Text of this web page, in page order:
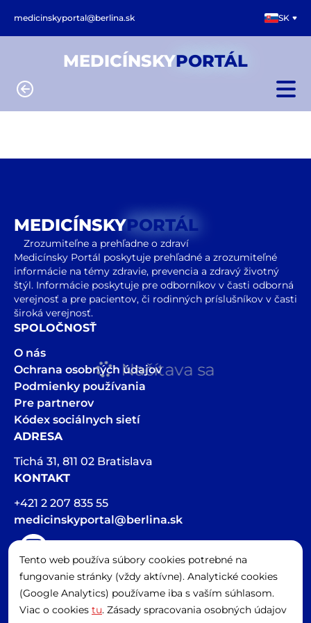
medicinskyportal@berlina.sk SK
MEDICÍNSKYPORTÁL
Načítava sa
Tento web používa súbory cookies potrebné na
fungovanie stránky (vždy aktívne). Analytické cookies
(Google Analytics) používame iba s vaším súhlasom.
Viac o cookies tu. Zásady spracovania osobných údajov
MEDICÍNSKYPORTÁL
Zrozumiteľne a prehľadne o zdraví
Medicínsky Portál poskytuje prehľadné a zrozumiteľné
informácie na témy zdravie, prevencia a zdravý životný
štýl. Informácie poskytuje pre odborníkov v časti odborná
verejnosť a pre pacientov, či rodinných príslušníkov v časti
široká verejnosť.
SPOLOČNOSŤ
O nás
Ochrana osobných údajov
Podmienky používania
Pre partnerov
Kódex sociálnych sietí
ADRESA
Tichá 31, 811 02 Bratislava
KONTAKT
+421 2 207 835 55
medicinskyportal@berlina.sk
Hlasová stopa v článkoch bola vygenerovaná pomocou AI
Spravovať cookies